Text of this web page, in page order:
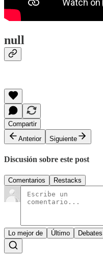
null
Compartir
Anterior
Siguiente
Discusión sobre este post
Comentarios Restacks
Lo mejor de Último Debates